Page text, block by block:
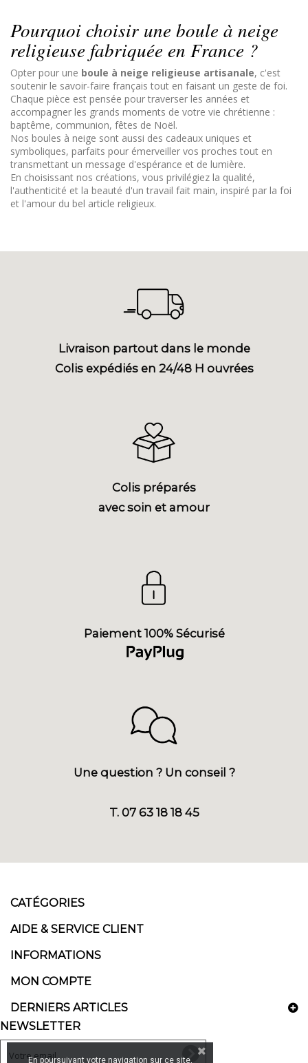
Pourquoi choisir une boule à neige
religieuse fabriquée en France ?
Opter pour une boule à neige religieuse artisanale, c'est
soutenir le savoir-faire français tout en faisant un geste de foi.
Chaque pièce est pensée pour traverser les années et
accompagner les grands moments de votre vie chrétienne :
baptême, communion, fêtes de Noël.
Nos boules à neige sont aussi des cadeaux uniques et
symboliques, parfaits pour émerveiller vos proches tout en
transmettant un message d'espérance et de lumière.
En choisissant nos créations, vous privilégiez la qualité,
l'authenticité et la beauté d'un travail fait main, inspiré par la foi
et l'amour du bel article religieux.
Livraison partout dans le monde
Colis expédiés en 24/48 H ouvrées
Colis préparés
avec soin et amour
Paiement 100% Sécurisé
Une question ? Un conseil ?
T. 07 63 18 18 45
CATÉGORIES
AIDE & SERVICE CLIENT
INFORMATIONS
MON COMPTE
DERNIERS ARTICLES
NEWSLETTER
En poursuivant votre navigation sur ce site,